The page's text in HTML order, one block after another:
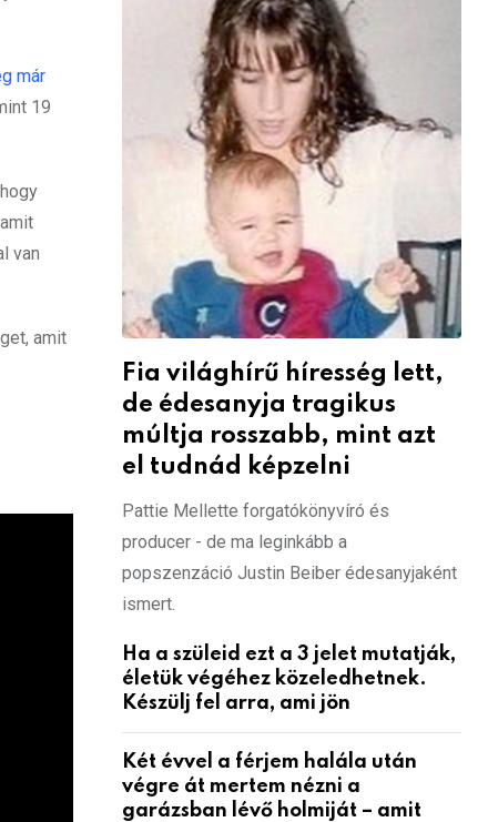
már
19
van
amit
Fia világhírű híresség lett,
de édesanyja tragikus
múltja rosszabb, mint azt
el tudnád képzelni
Pattie Mellette forgatókönyvíró és
producer - de ma leginkább a
popszenzáció Justin Beiber édesanyjaként
ismert.
Ha a szüleid ezt a 3 jelet mutatják,
életük végéhez közeledhetnek.
Készülj fel arra, ami jön
Két évvel a férjem halála után
végre át mertem nézni a
garázsban lévő holmiját – amit